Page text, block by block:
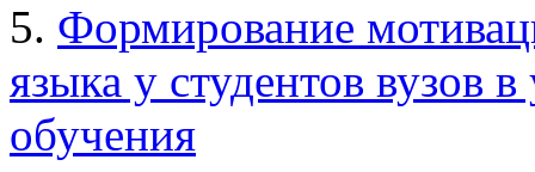
5. Формирование
языка у студентов вузов
обучения